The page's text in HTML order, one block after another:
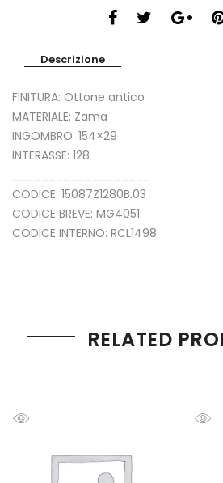
Descrizione
FINITURA: Ottone antico
MATERIALE: Zama
INGOMBRO: 154×29
INTERASSE: 128
CODICE: 15087Z1280B.03
CODICE BREVE: MG4051
CODICE INTERNO: RCL1498
RELATED